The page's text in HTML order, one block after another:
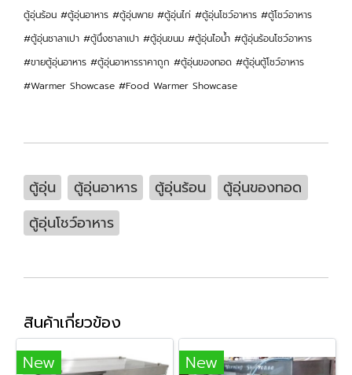
ตู้อุ่นร้อน #ตู้อุ่นอาหาร #ตู้อุ่นพาย #ตู้อุ่นไก่ #ตู้อุ่นโชว์อาหาร #ตู้โชว์อาหาร
#ตู้อุ่นซาลาเปา #ตู้นึ่งซาลาเปา #ตู้อุ่นขนม #ตู้อุ่นไอน้ำ #ตู้อุ่นร้อนโชว์อาหาร
#ขายตู้อุ่นอาหาร #ตู้อุ่นอาหารราคาถูก #ตู้อุ่นของทอด #ตู้อุ่นตู้โชว์อาหาร
#Warmer Showcase #Food Warmer Showcase
ตู้อุ่น ตู้อุ่นอาหาร ตู้อุ่นร้อน
ตู้อุ่นของทอด
ตู้อุ่นโชว์อาหาร
สินค้าเกี่ยวข้อง
New
New